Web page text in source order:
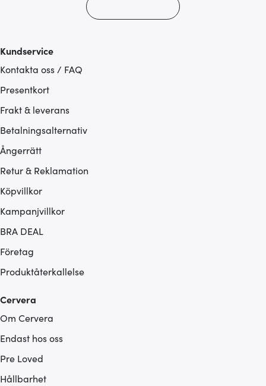
Kundservice
Kontakta oss / FAQ
Presentkort
Frakt & leverans
Betalningsalternativ
Ångerrätt
Retur & Reklamation
Köpvillkor
Kampanjvillkor
BRA DEAL
Företag
Produktåterkallelse
Cervera
Om Cervera
Endast hos oss
Pre Loved
Hållbarhet